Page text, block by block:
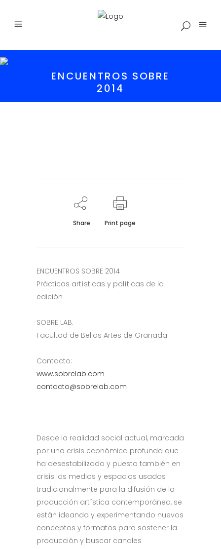
ENCUENTROS SOBRE
2014
Share Print page
ENCUENTROS SOBRE 2014
Prácticas artísticas y políticas de la
edición
SOBRE LAB.
Facultad de Bellas Artes de Granada
Contacto:
www.sobrelab.com
contacto@sobrelab.com
Desde la realidad social actual, marcada
por una crisis económica profunda que
ha desestabilizado y puesto también en
crisis los medios y espacios usados
tradicionalmente para la difusión de la
producción artística contemporánea, se
están ideando y experimentando nuevos
conceptos y formatos para sostener la
producción y buscar canales